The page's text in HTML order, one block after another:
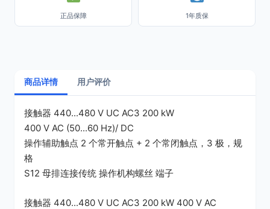
正品保障 1年质保
商品详情 用户评价
接触器 440...480 V UC AC3 200 kW
400 V AC (50...60 Hz)/ DC
操作辅助触点 2 个常开触点 + 2 个常闭触点，3 极，规
格
S12 母排连接传统 操作机构螺丝 端子
接触器 440...480 V UC AC3 200 kW 400 V AC